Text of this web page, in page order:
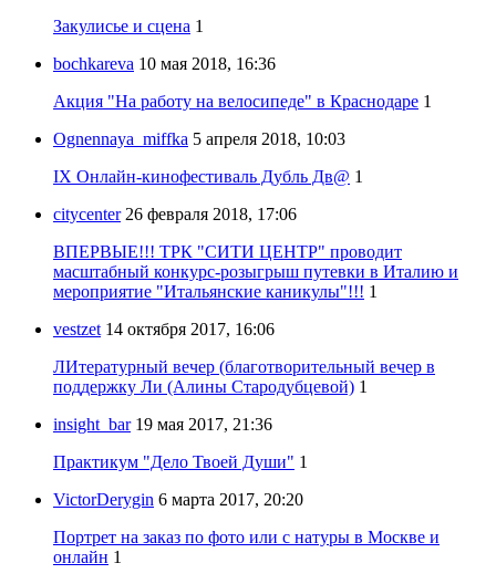
Закулисье и сцена 1
bochkareva 10 мая 2018, 16:36
Акция "На работу на велосипеде" в Краснодаре 1
Ognennaya_miffka 5 апреля 2018, 10:03
IX Онлайн-кинофестиваль Дубль Дв@ 1
citycenter 26 февраля 2018, 17:06
ВПЕРВЫЕ!!! ТРК "СИТИ ЦЕНТР" проводит
масштабный конкурс-розыгрыш путевки в Италию и
мероприятие "Итальянские каникулы"!!! 1
vestzet 14 октября 2017, 16:06
ЛИтературный вечер (благотворительный вечер в
поддержку Ли (Алины Стародубцевой) 1
insight_bar 19 мая 2017, 21:36
Практикум "Дело Твоей Души" 1
VictorDerygin 6 марта 2017, 20:20
Портрет на заказ по фото или с натуры в Москве и
онлайн 1